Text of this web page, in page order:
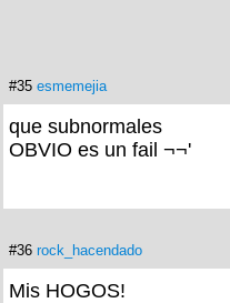
#35 esmemejia
que subnormales
OBVIO es un fail ¬¬'
#36 rock_hacendado
Mis HOGOS!